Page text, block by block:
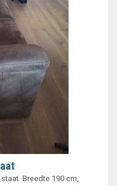
Breedte 190 cm,